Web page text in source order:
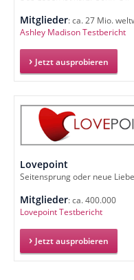
Mitglieder: ca. 27 Mio.
Ashley Madison Testbericht
Jetzt ausprobieren
Lovepoint
Seitensprung oder neue Liebe
Mitglieder: ca. 400.000
Lovepoint Testbericht
Jetzt ausprobieren